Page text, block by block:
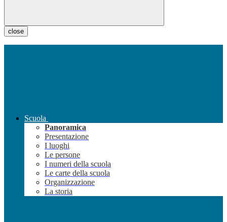
close
Scuola
Panoramica
Presentazione
I luoghi
Le persone
I numeri della scuola
Le carte della scuola
Organizzazione
La storia